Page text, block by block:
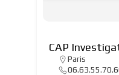
CAP
Paris